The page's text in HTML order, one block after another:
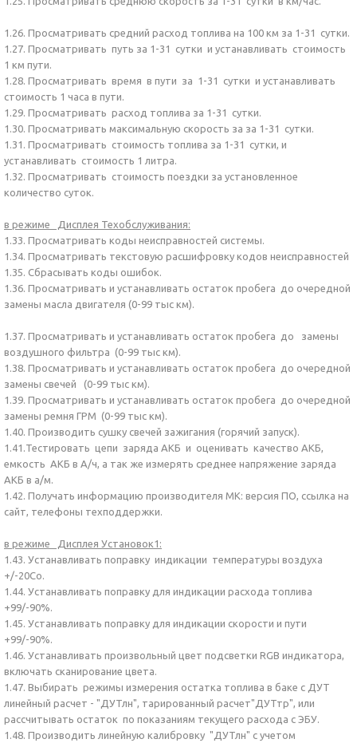
1.26. Просматривать средний расход топлива на 100 км за 1-31 сутки.
1.27. Просматривать путь за 1-31 сутки и устанавливать стоимость
1 км пути.
1.28. Просматривать время в пути за 1-31 сутки и устанавливать
стоимость 1 часа в пути.
1.29. Просматривать расход топлива за 1-31 сутки.
1.30. Просматривать максимальную скорость за за 1-31 сутки.
1.31. Просматривать стоимость топлива за 1-31 сутки, и
устанавливать стоимость 1 литра.
1.32. Просматривать стоимость поездки за установленное
количество суток.
в режиме Дисплея Техобслуживания:
1.33. Просматривать коды неисправностей системы.
1.34. Просматривать текстовую расшифровку кодов неисправностей
1.35. Сбрасывать коды ошибок.
1.36. Просматривать и устанавливать остаток пробега до очередной
замены масла двигателя (0-99 тыс км).
1.37. Просматривать и устанавливать остаток пробега до замены
воздушного фильтра (0-99 тыс км).
1.38. Просматривать и устанавливать остаток пробега до очередной
замены свечей (0-99 тыс км).
1.39. Просматривать и устанавливать остаток пробега до очередной
замены ремня ГРМ (0-99 тыс км).
1.40. Производить сушку свечей зажигания (горячий запуск).
1.41.Тестировать цепи заряда АКБ и оценивать качество АКБ,
емкость АКБ в А/ч, а так же измерять среднее напряжение заряда
АКБ в а/м.
1.42. Получать информацию производителя МК: версия ПО, ссылка на
сайт, телефоны техподдержки.
в режиме Дисплея Установок1:
1.43. Устанавливать поправку индикации температуры воздуха
+/-20Со.
1.44. Устанавливать поправку для индикации расхода топлива
+99/-90%.
1.45. Устанавливать поправку для индикации скорости и пути
+99/-90%.
1.46. Устанавливать произвольный цвет подсветки RGB индикатора,
включать сканирование цвета.
1.47. Выбирать режимы измерения остатка топлива в баке с ДУТ
линейный расчет - "ДУТлн", тарированный расчет"ДУТтр", или
рассчитывать остаток по показаниям текущего расхода с ЭБУ.
1.48. Производить линейную калибровку "ДУТлн" с учетом